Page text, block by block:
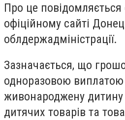
Про це повідомляється
офіційному сайті
облдержадміністрації.
Зазначається, що
одноразовою
живонароджену
дитячих товарів та